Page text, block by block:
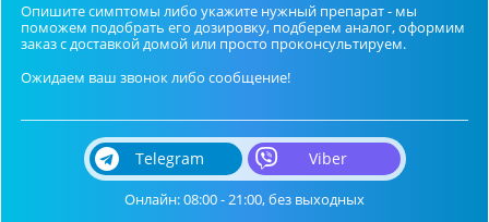
Опишите симптомы либо укажите нужный препарат - мы
поможем подобрать его дозировку, подберем аналог, оформим
заказ с доставкой домой или просто проконсультируем.
Ожидаем ваш звонок либо сообщение!
Telegram Viber
Онлайн: 08:00 - 21:00, без выходных